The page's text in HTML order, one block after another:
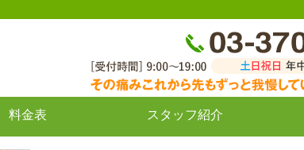
料金表 スタッフ紹介